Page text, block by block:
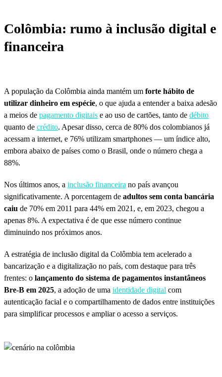
Colômbia: rumo à inclusão digital e
financeira
A população da Colômbia ainda mantém um forte hábito de
utilizar dinheiro em espécie, o que ajuda a entender a baixa adesão
a meios de pagamento digitais e ao uso de cartões, tanto de débito
quanto de crédito. Apesar disso, cerca de 80% dos colombianos já
acessam a internet, e 76% utilizam smartphones — um índice alto,
embora abaixo de países como o Brasil, onde o número chega a
88%.
Nos últimos anos, a inclusão financeira no país avançou
significativamente. A porcentagem de adultos sem conta bancária
caiu de 70% em 2011 para 44% em 2021, e, em 2023, chegou a
apenas 8%. A expectativa é de que esse número continue
diminuindo nos próximos anos.
A estratégia de inclusão digital da Colômbia tem acelerado a
bancarização e a digitalização no país, com destaque para três
frentes: o lançamento do sistema de pagamentos instantâneos
Bre-B em 2025, a adoção de uma identidade digital com
autenticação facial e o compartilhamento de dados entre instituições
para simplificar processos e ampliar o acesso a serviços.